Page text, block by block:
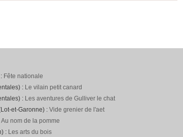
Fête nationale
: Le vilain petit canard
: Les aventures de Gulliver le chat
et-Garonne) : Vide grenier de l'aet
Au nom de la pomme
: Les arts du bois